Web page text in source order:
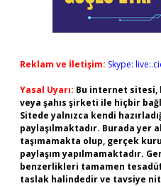
Reklam ve İletişim: Skype:
Yasal Uyarı: Bu internet sitesi,
veya şahıs şirketi ile hiçbir
Sitede yalnızca kendi
paylaşılmaktadır. Burada
taşımamakta olup, gerçek
paylaşım yapılmamaktadır.
benzerlikleri tamamen
taslak halindedir ve tavsiye